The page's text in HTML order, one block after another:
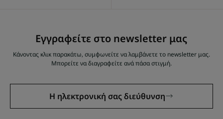
Εγγραφείτε στο newsletter μας
Κάνοντας κλικ παρακάτω, συμφωνείτε να λαμβάνετε το newsletter μας.
Μπορείτε να διαγραφείτε ανά πάσα στιγμή.
Η ηλεκτρονική σας διεύθυνση